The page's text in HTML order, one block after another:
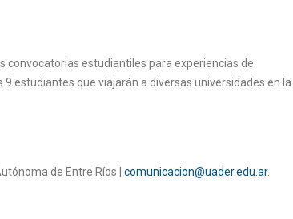
convocatorias estudiantiles para experiencias de
estudiantes que viajarán a diversas universidades en la
de Entre Ríos | comunicacion@uader.edu.ar.